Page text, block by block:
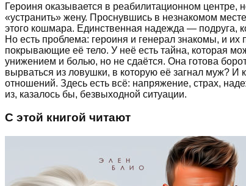
Героиня оказывается в реабилитационном центре,
«устранить» жену. Проснувшись в незнакомом
этого кошмара. Единственная надежда — подруга,
Но есть проблема: героиня и генерал знакомы, и
покрывающие её тело. У неё есть тайна, которая
унижением и болью, но не сдаётся. Она готова
вырваться из ловушки, в которую её загнал муж? И
отношений. Здесь есть всё: напряжение, страх,
из, казалось бы, безвыходной ситуации.
С этой книгой читают